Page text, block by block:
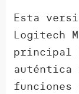
Esta
Logitech
principal
auténtica
funciones